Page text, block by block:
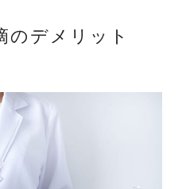
のデメリット